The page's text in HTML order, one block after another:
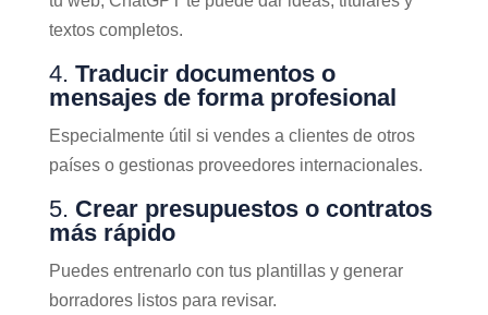
textos completos.
4. Traducir documentos o
mensajes de forma profesional
Especialmente útil si vendes a clientes de otros
países o gestionas proveedores internacionales.
5. Crear presupuestos o contratos
más rápido
Puedes entrenarlo con tus plantillas y generar
borradores listos para revisar.